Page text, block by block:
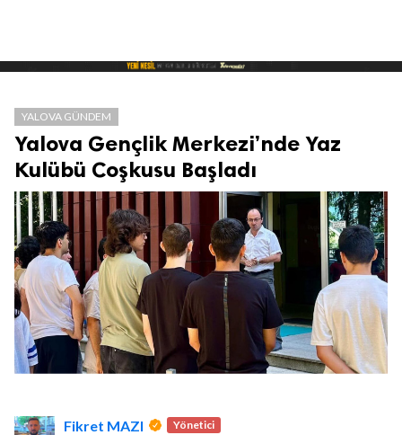
YALOVA GÜNDEM
Yalova Gençlik Merkezi’nde Yaz
Kulübü Coşkusu Başladı
Fikret MAZI Yönetici